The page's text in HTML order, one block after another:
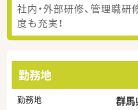
社内・外部研修、管理職
度も充実！
勤務地
勤務地 群馬